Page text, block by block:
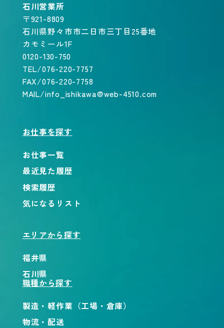
石川営業所
〒921-8809
石川県野々市市二日市三丁目25番地
カモミール1F
0120-130-750
TEL/076-220-7757
FAX/076-220-7758
MAIL/info_ishikawa@web-4510.com
お仕事を探す
お仕事一覧
最近見た履歴
検索履歴
気になるリスト
エリアから探す
福井県
石川県
職種から探す
製造・軽作業（工場・倉庫）
物流・配送